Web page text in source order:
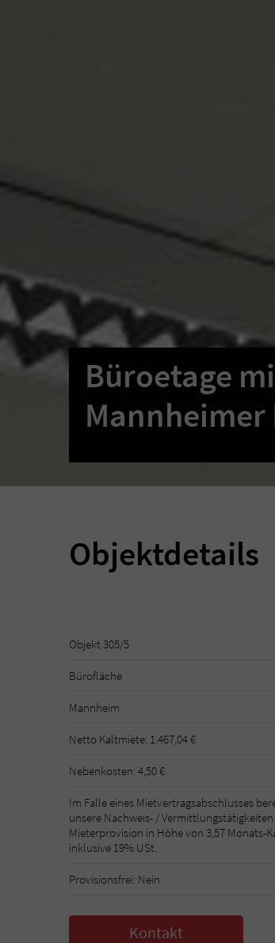
Büroetage
Mannheimer
Objektdetails
Objekt 305/5
Bürofläche
Mannheim
Netto Kaltmiete: 1.467,04 €
Nebenkosten: 4,50 €
Im Falle eines Mietvertragsabschlusses
unsere Nachweis- /
Mieterprovision in Höhe von 3,57 Monats-
inklusive 19% USt.
Provisionsfrei: Nein
Kontakt